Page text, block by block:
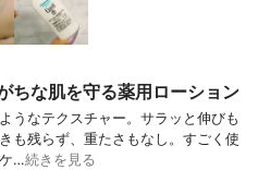
ちな肌を守る薬用ローション
うなテクスチャー。サラッと伸びも
も残らず、重たさもなし。すごく使
…続きを見る